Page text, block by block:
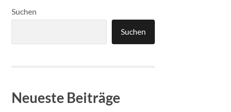
Suchen
Suchen
Neueste Beiträge